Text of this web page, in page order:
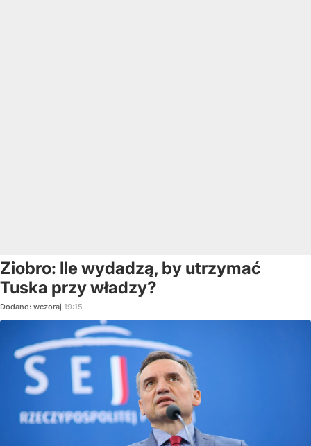
Ziobro: Ile wydadzą, by utrzymać
Tuska przy władzy?
Dodano: wczoraj 19:15